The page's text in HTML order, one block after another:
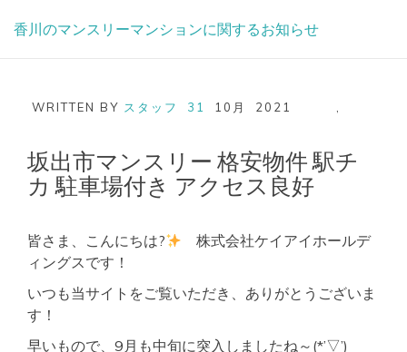
香川のマンスリーマンションに関するお知らせ
WRITTEN BY スタッフ 31 10月 2021
坂出市マンスリー 格安物件 駅チ
カ 駐車場付き アクセス良好
皆さま、こんにちは?
株式会社ケイアイホールデ
ィングスです！
いつも当サイトをご覧いただき、ありがとうございま
す！
早いもので、9月も中旬に突入しましたね～(*’▽’)